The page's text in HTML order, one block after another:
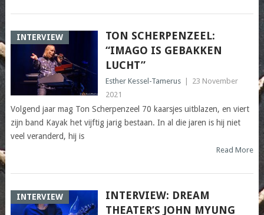
INTERVIEW
TON SCHERPENZEEL:
“IMAGO IS GEBAKKEN
LUCHT”
Esther Kessel-Tamerus
23 November
2021
Volgend jaar mag Ton Scherpenzeel 70 kaarsjes uitblazen, en viert
zijn band Kayak het vijftig jarig bestaan. In al die jaren is hij niet
veel veranderd, hij is
Read More
INTERVIEW
INTERVIEW: DREAM
THEATER’S JOHN MYUNG